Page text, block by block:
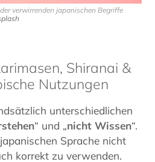
verwirrenden japanischen Begriffe
Shiranai &
Nutzungen
unterschiedlichen
“ und „nicht Wissen“.
Sprache nicht
korrekt zu verwenden.